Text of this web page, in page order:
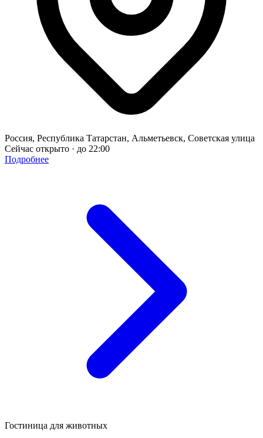
Россия, Республика Татарстан, Альметьевск, Советская улица
Сейчас открыто · до 22:00
Подробнее
Гостиница для животных